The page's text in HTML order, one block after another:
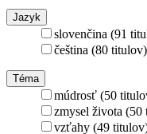
Jazyk
slovenčina (91
čeština (80 titulov)
Téma
múdrosť (50
zmysel života (50
vzťahy (49